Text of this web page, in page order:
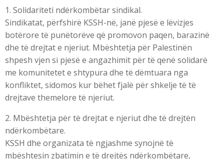
1. Solidariteti ndërkombëtar sindikal.
Sindikatat, përfshirë KSSH-në, janë pjesë e lëvizjes
botërore të punëtorëve që promovon paqen, barazinë
dhe të drejtat e njeriut. Mbështetja për Palestinën
shpesh vjen si pjesë e angazhimit për të qenë solidarë
me komunitetet e shtypura dhe të dëmtuara nga
konfliktet, sidomos kur bëhet fjalë për shkelje të të
drejtave themelore të njeriut.
2. Mbështetja për të drejtat e njeriut dhe të drejtën
ndërkombëtare.
KSSH dhe organizata të ngjashme synojnë të
mbështesin zbatimin e të drejtës ndërkombëtare,